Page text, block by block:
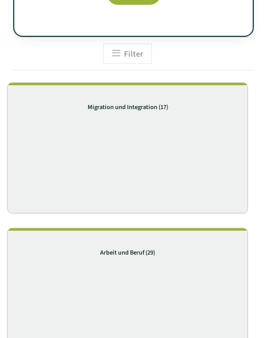
Filter
Migration und Integration(17)
Arbeit und Beruf(29)